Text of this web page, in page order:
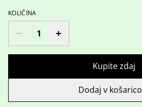
KOLIČINA
Kupite zdaj
Dodaj v košarico